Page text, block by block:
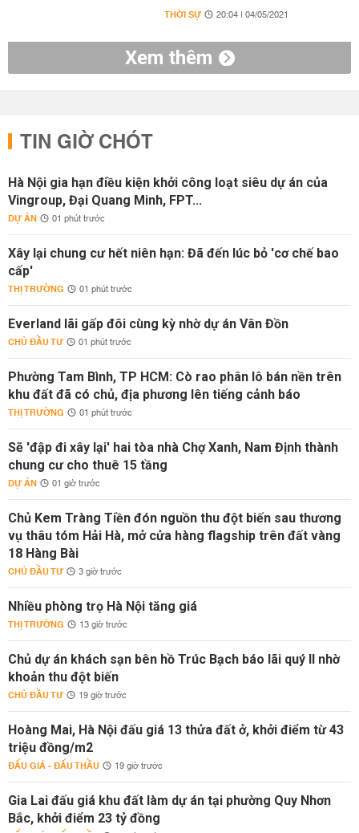
THỜI SỰ 20:04 | 04/05/2021
Xem thêm
TIN GIỜ CHÓT
Hà Nội gia hạn điều kiện khởi công loạt siêu dự án của
Vingroup, Đại Quang Minh, FPT...
DỰ ÁN 01 phút trước
Xây lại chung cư hết niên hạn: Đã đến lúc bỏ 'cơ chế bao
cấp'
THỊ TRƯỜNG 01 phút trước
Everland lãi gấp đôi cùng kỳ nhờ dự án Vân Đồn
CHỦ ĐẦU TƯ 01 phút trước
Phường Tam Bình, TP HCM: Cò rao phân lô bán nền trên
khu đất đã có chủ, địa phương lên tiếng cảnh báo
THỊ TRƯỜNG 01 phút trước
Sẽ 'đập đi xây lại' hai tòa nhà Chợ Xanh, Nam Định thành
chung cư cho thuê 15 tầng
DỰ ÁN 01 giờ trước
Chủ Kem Tràng Tiền đón nguồn thu đột biến sau thương
vụ thâu tóm Hải Hà, mở cửa hàng flagship trên đất vàng
18 Hàng Bài
CHỦ ĐẦU TƯ 3 giờ trước
Nhiều phòng trọ Hà Nội tăng giá
THỊ TRƯỜNG 13 giờ trước
Chủ dự án khách sạn bên hồ Trúc Bạch báo lãi quý II nhờ
khoản thu đột biến
CHỦ ĐẦU TƯ 19 giờ trước
Hoàng Mai, Hà Nội đấu giá 13 thửa đất ở, khởi điểm từ 43
triệu đồng/m2
ĐẤU GIÁ - ĐẤU THẦU 19 giờ trước
Gia Lai đấu giá khu đất làm dự án tại phường Quy Nhơn
Bắc, khởi điểm 23 tỷ đồng